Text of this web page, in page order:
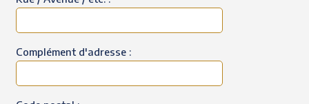
Complément d'adresse :